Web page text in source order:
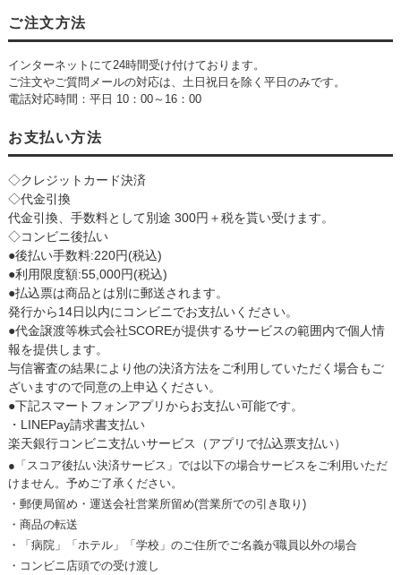
ご注文方法
インターネットにて24時間受け付けております。
ご注文やご質問メールの対応は、土日祝日を除く平日のみです。
電話対応時間：平日 10：00～16：00
お支払い方法
◇クレジットカード決済
◇代金引換
代金引換、手数料として別途 300円＋税を貰い受けます。
◇コンビニ後払い
●後払い手数料:220円(税込)
●利用限度額:55,000円(税込)
●払込票は商品とは別に郵送されます。
発行から14日以内にコンビニでお支払いください。
●代金譲渡等株式会社SCOREが提供するサービスの範囲内で個人情
報を提供します。
与信審査の結果により他の決済方法をご利用していただく場合もご
ざいますので同意の上申込ください。
●下記スマートフォンアプリからお支払い可能です。
・LINEPay請求書支払い
楽天銀行コンビニ支払いサービス（アプリで払込票支払い）
●「スコア後払い決済サービス」では以下の場合サービスをご利用いただ
けません。予めご了承ください。
・郵便局留め・運送会社営業所留め(営業所での引き取り)
・商品の転送
・「病院」「ホテル」「学校」のご住所でご名義が職員以外の場合
・コンビニ店頭での受け渡し